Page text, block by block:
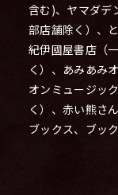
含む)、ヤマダ
部店舗除く）、
紀伊國屋書店（
く）、あみあみ
オンミュージッ
く）、赤い熊さ
ブックス、ブッ